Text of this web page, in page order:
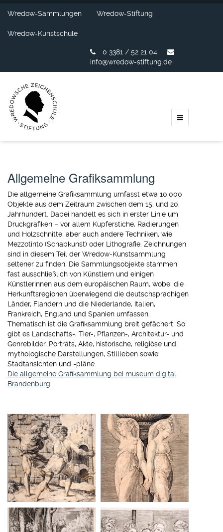
Wredow-Sammlungen Wredow-Stiftung
Wredow-Kunstschule
0 3381 / 52 21 04
info@wredow-stiftung.de
Allgemeine Grafiksammlung
Die allgemeine Grafiksammlung umfasst etwa 10.000
Objekte aus dem Zeitraum zwischen dem 15. und 20.
Jahrhundert. Dabei handelt es sich in erster Linie um
Druckgrafiken – vor allem Kupferstiche, Radierungen
und Holzschnitte, aber auch andere Techniken, wie
Mezzotinto (Schabkunst) oder Lithografie. Zeichnungen
sind in diesem Teil der Wredow-Kunstsammlung
seltener zu finden. Die Sammlungsobjekte stammen
fast ausschließlich von Künstlern und einigen
Künstlerinnen aus dem europäischen Raum, wobei die
Herkunftsregionen überwiegend die deutschsprachigen
Länder, Flandern und die Niederlande, Italien,
Frankreich, England und Spanien umfassen.
Thematisch ist die Grafiksammlung breit gefächert: So
gibt es Landschafts-, Tier-, Pflanzen-, Architektur- und
Genrebilder, Porträts, Akte, historische, religiöse und
mythologische Darstellungen, Stillleben sowie
Stadtansichten und -pläne.
Die allgemeine Grafiksammlung bei museum digital
Brandenburg